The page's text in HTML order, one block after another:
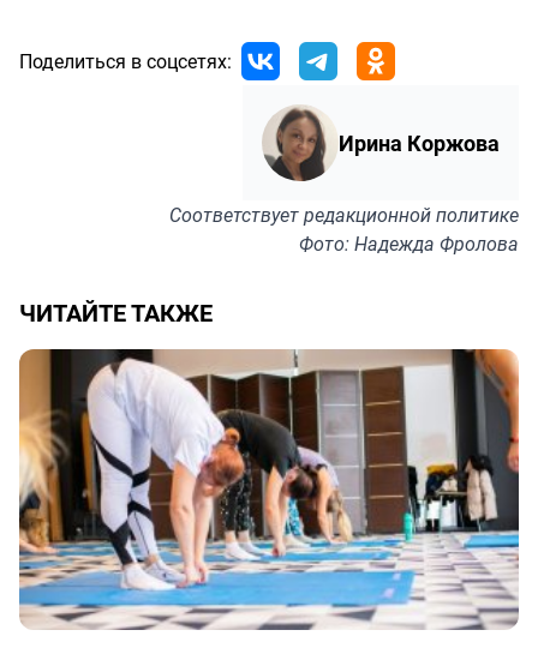
Поделиться в соцсетях:
Ирина Коржова
Соответствуетредакционной политике
Фото: Надежда Фролова
ЧИТАЙТЕ ТАКЖЕ